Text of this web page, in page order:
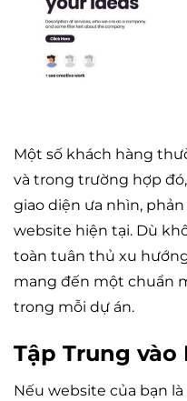
Một số khách hàng
và trong trường hợp
giao diện ưa nhìn,
website hiện tại. Dù
toàn tuân thủ xu
mang đến một chuẩn
trong mỗi dự án.
Tập Trung vào
Nếu website của bạn